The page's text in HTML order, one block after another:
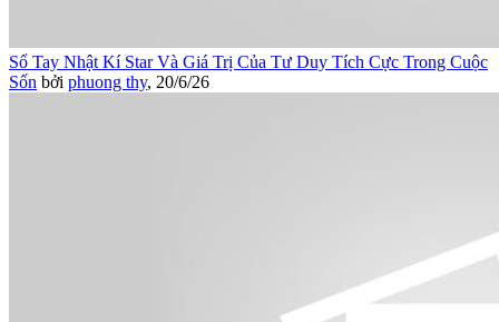
Sổ Tay Nhật Kí Star Và Giá Trị Của Tư Duy Tích Cực Trong Cuộc
Sốn bởi phuong thy, 20/6/26